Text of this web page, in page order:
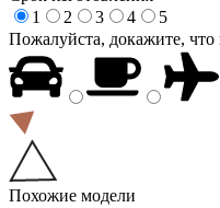
1
2 3 4
5
Пожалуйста, докажите,
Похожие модели